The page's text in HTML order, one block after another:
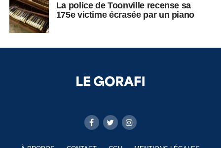
La police de Toonville recense sa
175e victime écrasée par un piano